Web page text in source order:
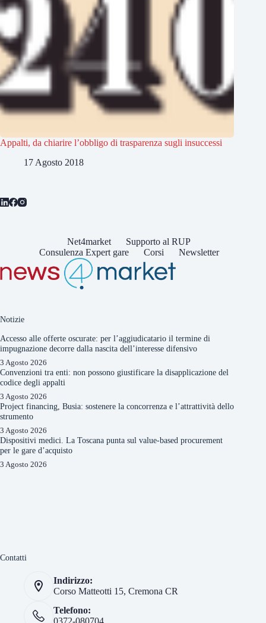
Appalti, da chiarire l’obbligo di trasparenza sugli insuccessi
17 Agosto 2018
Net4market
Supporto al RUP
Consulenza Expert gare
Corsi Newsletter
Notizie
Accesso alle offerte oscurate: per l’aggiudicatario il termine di
impugnazione decorre dalla nascita dell’interesse difensivo
3 Agosto 2026
Convenzioni tra enti: non possono giustificare la disapplicazione del
codice degli appalti
3 Agosto 2026
Project financing, Busia: sostenere la concorrenza e l’attrattività dello
strumento
3 Agosto 2026
Dispositivi medici. La Toscana punta sul value-based procurement
per le gare d’acquisto
3 Agosto 2026
Contatti
Indirizzo:
Corso Matteotti 15, Cremona CR
Telefono:
0372-080704